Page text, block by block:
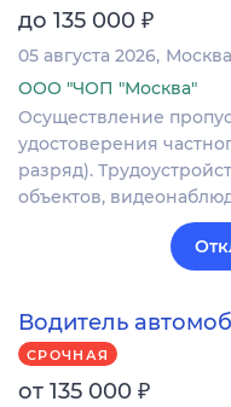
до 135 000 ₽
05 августа 2026 Москва
ООО "ЧОП "Москва"
Осуществление
удостоверения
разряд).
объектов,
Водитель
СРОЧНАЯ
от 135 000 ₽